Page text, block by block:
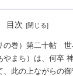
目次
の巻）第二十帖
やまち）は、何卒
、此の上ながらの